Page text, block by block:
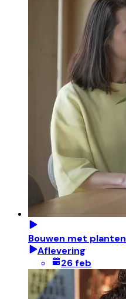
Bouwen met planten
Aflevering
26 feb